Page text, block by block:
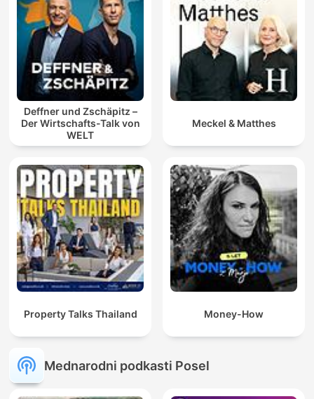
Deffner und Zschäpitz –
Der Wirtschafts-Talk von
WELT
Meckel & Matthes
Property Talks Thailand Money-How
Mednarodni podkasti Posel